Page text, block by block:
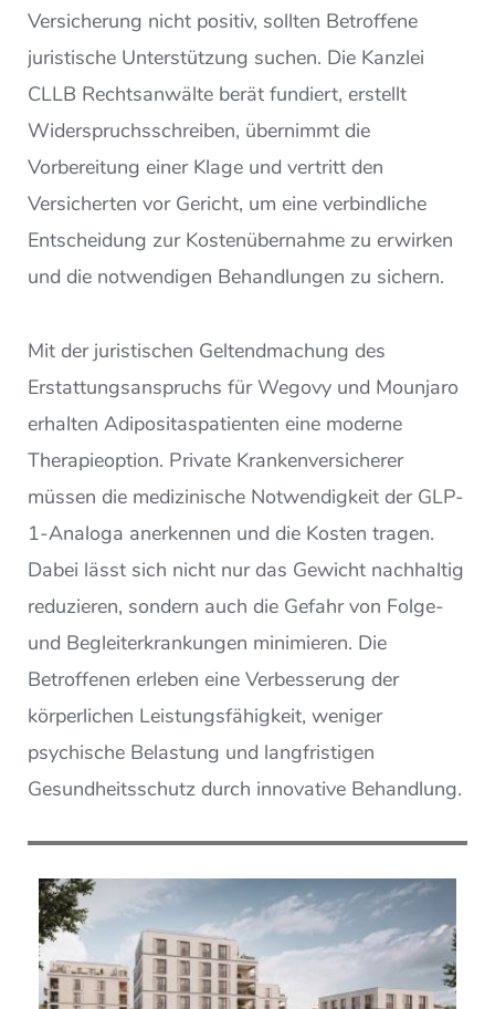
Versicherung nicht positiv, sollten Betroffene
juristische Unterstützung suchen. Die Kanzlei
CLLB Rechtsanwälte berät fundiert, erstellt
Widerspruchsschreiben, übernimmt die
Vorbereitung einer Klage und vertritt den
Versicherten vor Gericht, um eine verbindliche
Entscheidung zur Kostenübernahme zu erwirken
und die notwendigen Behandlungen zu sichern.
Mit der juristischen Geltendmachung des
Erstattungsanspruchs für Wegovy und Mounjaro
erhalten Adipositaspatienten eine moderne
Therapieoption. Private Krankenversicherer
müssen die medizinische Notwendigkeit der GLP-
1-Analoga anerkennen und die Kosten tragen.
Dabei lässt sich nicht nur das Gewicht nachhaltig
reduzieren, sondern auch die Gefahr von Folge-
und Begleiterkrankungen minimieren. Die
Betroffenen erleben eine Verbesserung der
körperlichen Leistungsfähigkeit, weniger
psychische Belastung und langfristigen
Gesundheitsschutz durch innovative Behandlung.